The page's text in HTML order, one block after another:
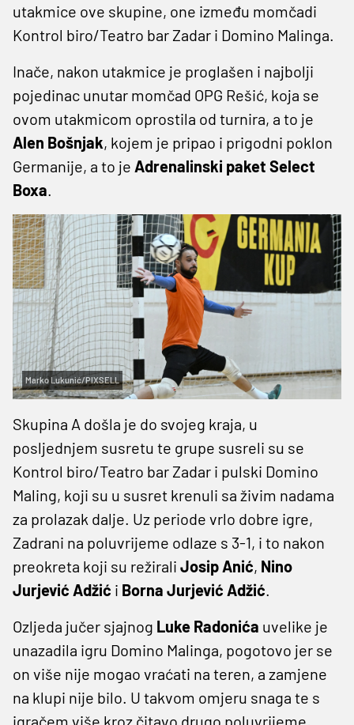
utakmice ove skupine, one između momčadi
Kontrol biro/Teatro bar Zadar i Domino Malinga.
Inače, nakon utakmice je proglašen i najbolji
pojedinac unutar momčad OPG Rešić, koja se
ovom utakmicom oprostila od turnira, a to je
Alen Bošnjak, kojem je pripao i prigodni poklon
Germanije, a to je Adrenalinski paket Select
Boxa.
Marko Lukunić/PIXSELL
Skupina A došla je do svojeg kraja, u
posljednjem susretu te grupe susreli su se
Kontrol biro/Teatro bar Zadar i pulski Domino
Maling, koji su u susret krenuli sa živim nadama
za prolazak dalje. Uz periode vrlo dobre igre,
Zadrani na poluvrijeme odlaze s 3-1, i to nakon
preokreta koji su režirali Josip Anić, Nino
Jurjević Adžić i Borna Jurjević Adžić.
Ozljeda jučer sjajnog Luke Radonića uvelike je
unazadila igru Domino Malinga, pogotovo jer se
on više nije mogao vraćati na teren, a zamjene
na klupi nije bilo. U takvom omjeru snaga te s
igračem više kroz čitavo drugo poluvrijeme,